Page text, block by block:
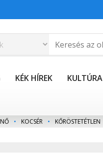
KÉK HÍREK KULTÚRA
• KOCSÉR • KŐRÖSTETÉTLEN